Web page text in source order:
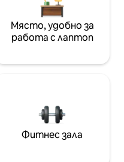
Място, удобно за
работа с лаптоп
Фитнес зала